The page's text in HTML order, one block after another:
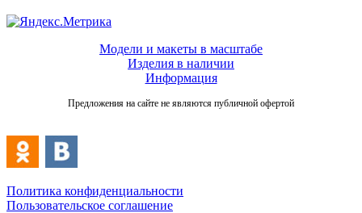
Модели и макеты в масштабе
Изделия в наличии
Информация
Предложения на сайте не являются публичной офертой
Политика конфиденциальности
Пользовательское соглашение